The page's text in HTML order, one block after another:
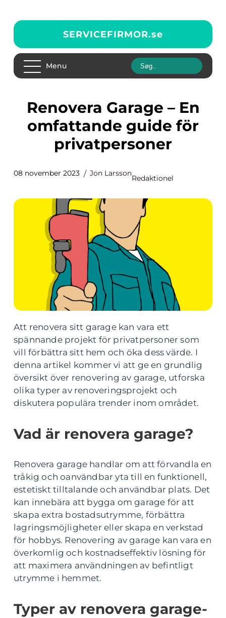
SERVICEFIRMOR.se
Menu
Renovera Garage – En
omfattande guide för
privatpersoner
08 november 2023 Jon Larsson
Redaktionel
Att renovera sitt garage kan vara ett
spännande projekt för privatpersoner som
vill förbättra sitt hem och öka dess värde. I
denna artikel kommer vi att ge en grundlig
översikt över renovering av garage, utforska
olika typer av renoveringsprojekt och
diskutera populära trender inom området.
Vad är renovera garage?
Renovera garage handlar om att förvandla en
tråkig och oanvändbar yta till en funktionell,
estetiskt tilltalande och användbar plats. Det
kan innebära att bygga om garage för att
skapa extra bostadsutrymme, förbättra
lagringsmöjligheter eller skapa en verkstad
för hobbys. Renovering av garage kan vara en
överkomlig och kostnadseffektiv lösning för
att maximera användningen av befintligt
utrymme i hemmet.
Typer av renovera garage-